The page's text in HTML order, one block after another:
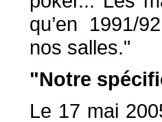
qu’en 1991/
nos salles."
"Notre
Le 17 mai